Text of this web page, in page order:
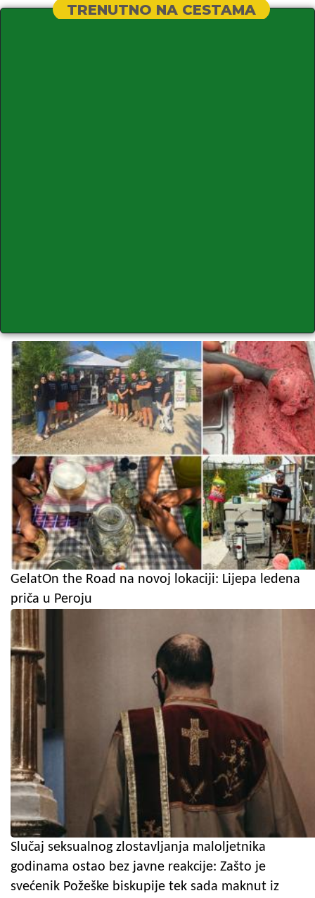
TRENUTNO NA CESTAMA
GelatOn the Road na novoj lokaciji: Lijepa ledena
priča u Peroju
Slučaj seksualnog zlostavljanja maloljetnika
godinama ostao bez javne reakcije: Zašto je
svećenik Požeške biskupije tek sada maknut iz